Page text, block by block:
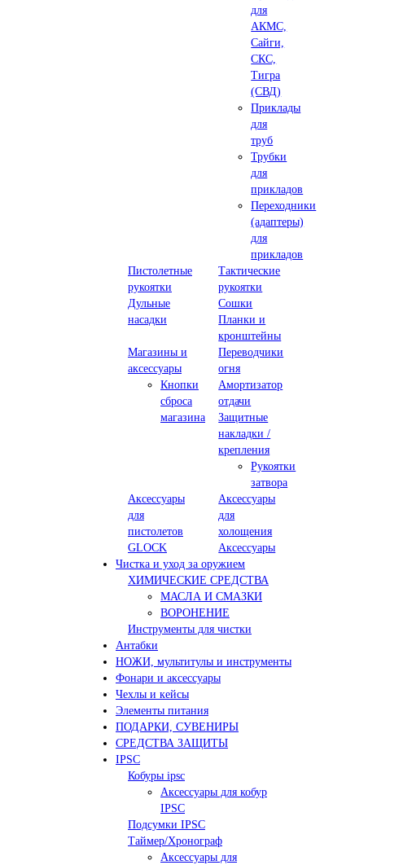
для
АКМС,
Сайги,
СКС,
Тигра
(СВД)
Приклады
для
труб
Трубки
для
прикладов
Переходники
(адаптеры)
для
прикладов
Пистолетные
рукоятки
Тактические
рукоятки
Дульные
насадки
Сошки
Планки и
кронштейны
Магазины и
аксессуары
Кнопки
сброса
магазина
Переводчики
огня
Амортизатор
отдачи
Защитные
накладки /
крепления
Рукоятки
затвора
Аксессуары
для
пистолетов
GLOCK
Аксессуары
для
холощения
Аксессуары
Чистка и уход за оружием
ХИМИЧЕСКИЕ СРЕДСТВА
МАСЛА И СМАЗКИ
ВОРОНЕНИЕ
Инструменты для чистки
Антабки
НОЖИ, мультитулы и инструменты
Фонари и аксессуары
Чехлы и кейсы
Элементы питания
ПОДАРКИ, СУВЕНИРЫ
СРЕДСТВА ЗАЩИТЫ
IPSC
Кобуры ipsc
Аксессуары для кобур
IPSC
Подсумки IPSC
Таймер/Хронограф
Аксессуары для